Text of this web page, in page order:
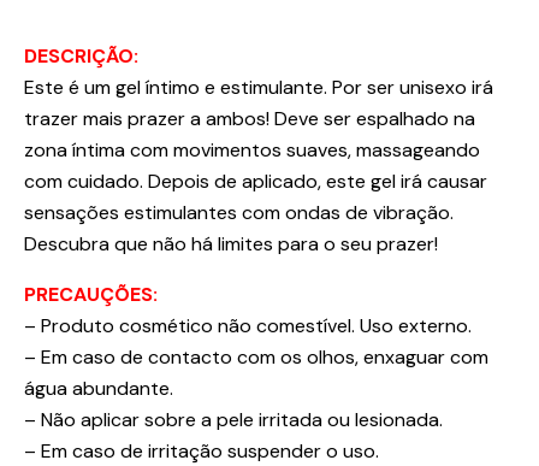
DESCRIÇÃO:
Este é um gel íntimo e estimulante. Por ser unisexo irá
trazer mais prazer a ambos! Deve ser espalhado na
zona íntima com movimentos suaves, massageando
com cuidado. Depois de aplicado, este gel irá causar
sensações estimulantes com ondas de vibração.
Descubra que não há limites para o seu prazer!
PRECAUÇÕES:
– Produto cosmético não comestível. Uso externo.
– Em caso de contacto com os olhos, enxaguar com
água abundante.
– Não aplicar sobre a pele irritada ou lesionada.
– Em caso de irritação suspender o uso.